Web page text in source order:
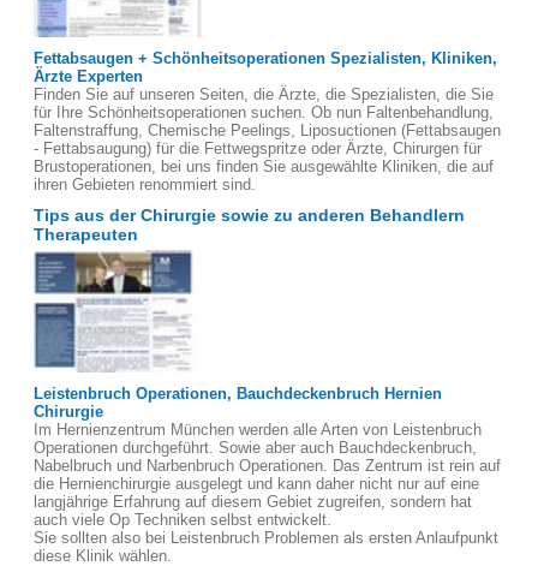
Fettabsaugen + Schönheitsoperationen Spezialisten, Kliniken,
Ärzte Experten
Finden Sie auf unseren Seiten, die Ärzte, die Spezialisten, die Sie
für Ihre Schönheitsoperationen suchen. Ob nun Faltenbehandlung,
Faltenstraffung, Chemische Peelings, Liposuctionen (Fettabsaugen
- Fettabsaugung) für die Fettwegspritze oder Ärzte, Chirurgen für
Brustoperationen, bei uns finden Sie ausgewählte Kliniken, die auf
ihren Gebieten renommiert sind.
Tips aus der Chirurgie sowie zu anderen Behandlern
Therapeuten
Leistenbruch Operationen, Bauchdeckenbruch Hernien
Chirurgie
Im Hernienzentrum München werden alle Arten von Leistenbruch
Operationen durchgeführt. Sowie aber auch Bauchdeckenbruch,
Nabelbruch und Narbenbruch Operationen. Das Zentrum ist rein auf
die Hernienchirurgie ausgelegt und kann daher nicht nur auf eine
langjährige Erfahrung auf diesem Gebiet zugreifen, sondern hat
auch viele Op Techniken selbst entwickelt.
Sie sollten also bei Leistenbruch Problemen als ersten Anlaufpunkt
diese Klinik wählen.